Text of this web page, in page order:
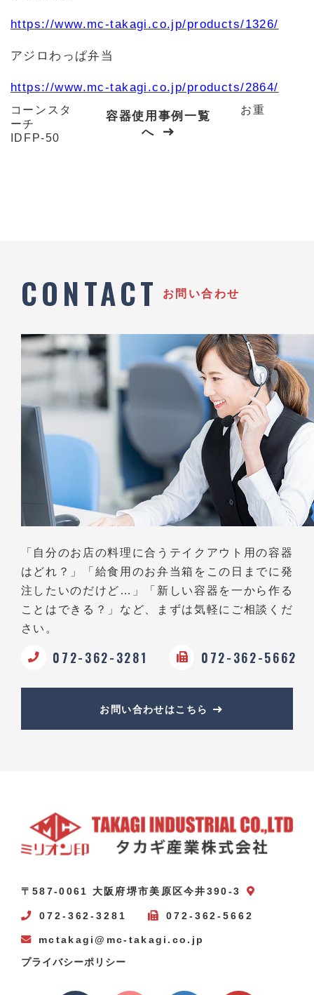
https://www.mc-takagi.co.jp/products/1326/
アジロわっぱ弁当
https://www.mc-takagi.co.jp/products/2864/
コーンスタ
ーチ
IDFP-50
容器使用事例一覧
へ
お重
CONTACT お問い合わせ
「自分のお店の料理に合うテイクアウト用の容器
はどれ？」
「給食用のお弁当箱をこの日までに発
注したいのだけど…」
「新しい容器を一から作る
ことはできる？」など、
まずは気軽にご相談くだ
さい。
072-362-3281 072-362-5662
お問い合わせはこちら
〒587-0061 大阪府堺市美原区今井390-3
072-362-3281 072-362-5662
mctakagi@mc-takagi.co.jp
プライバシーポリシー